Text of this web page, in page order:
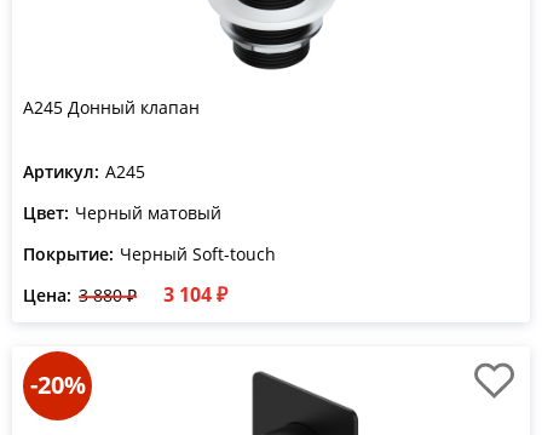
A245 Донный клапан
Артикул: A245
Цвет: Черный матовый
Покрытие: Черный Soft-touch
Цена: 3 880 ₽ 3 104 ₽
-20%